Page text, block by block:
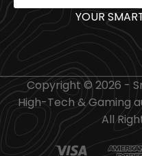
YOUR
Copyright © 2026 -
High-Tech & Gaming
All